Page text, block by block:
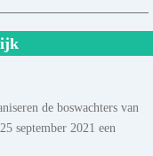
de boswachters van
september 2021 een